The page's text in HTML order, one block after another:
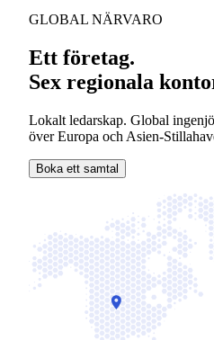
GLOBAL NÄRVARO
Ett företag.
Sex regionala
Lokalt ledarskap. Global
över Europa och Asien-
Boka ett samtal